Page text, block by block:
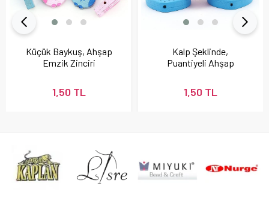
Küçük Baykuş, Ahşap
Emzik Zinciri
1,50 TL
Kalp Şeklinde,
Puantiyeli Ahşap
1,50 TL